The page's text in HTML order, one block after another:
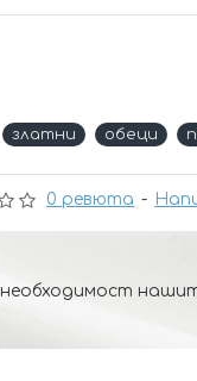
0 ревюта -
златни обеци